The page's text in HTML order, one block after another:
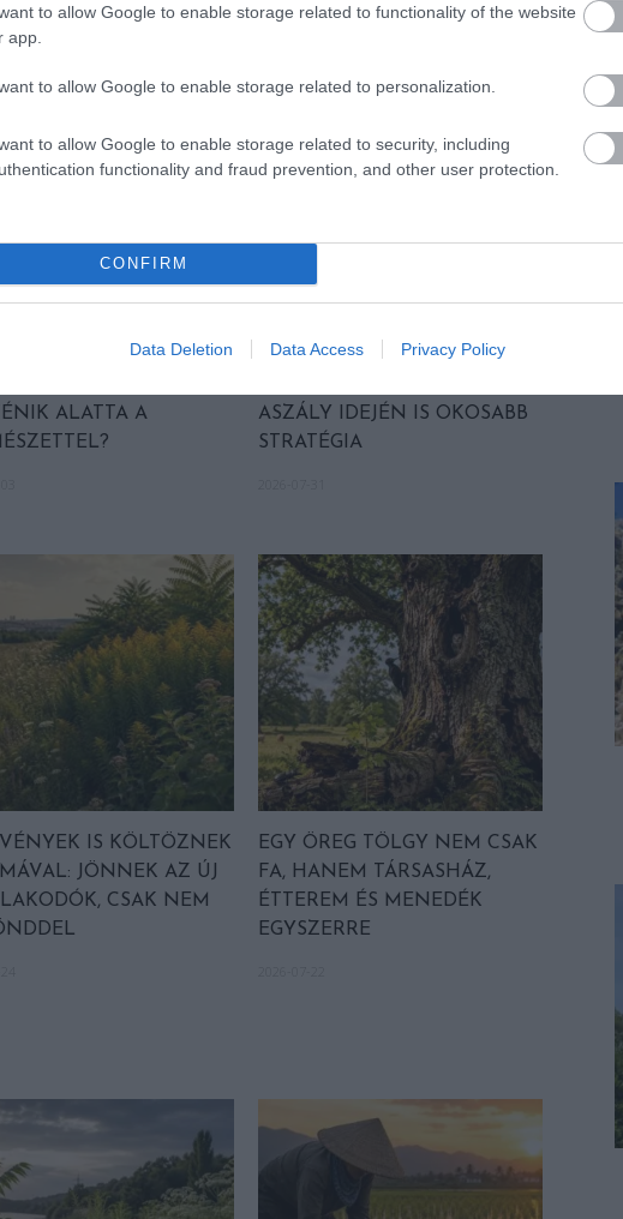
to allow Google to enable storage related to functionality of the website
app.
to allow Google to enable storage related to personalization.
to allow Google to enable storage related to security, including
functionality and fraud prevention, and other user protection.
CONFIRM
Data Deletion Data Access Privacy Policy
ALATTA A
AZ EGYHANGÚSÁGOT: A
ASZÁLY IDEJÉN IS OKOSABB
STRATÉGIA
IS KÖLTÖZNEK
JÖNNEK AZ ÚJ
CSAK NEM
EGY ÖREG TÖLGY NEM CSAK
FA, HANEM TÁRSASHÁZ,
ÉTTEREM ÉS MENEDÉK
EGYSZERRE